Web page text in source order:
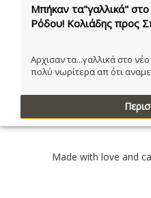
Μπήκαν τα"γαλλικά"
Ρόδου! Κολιάδης προς
Αρχισαν τα...γαλλικά στο
πολύ νωρίτερα απ ότι
Made with love and